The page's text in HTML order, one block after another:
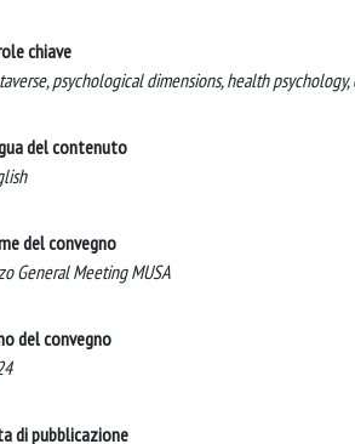
chiave
psychological dimensions, health
del contenuto
del convegno
General Meeting MUSA
del convegno
di pubblicazione